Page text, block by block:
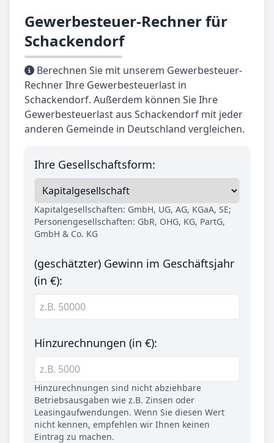
Gewerbesteuer-Rechner für
Schackendorf
Berechnen Sie mit unserem Gewerbesteuer-
Rechner Ihre Gewerbesteuerlast in
Schackendorf. Außerdem können Sie Ihre
Gewerbesteuerlast aus Schackendorf mit jeder
anderen Gemeinde in Deutschland vergleichen.
Ihre Gesellschaftsform:
Kapitalgesellschaften: GmbH, UG, AG, KGaA, SE;
Personengesellschaften: GbR, OHG, KG, PartG,
GmbH & Co. KG
(geschätzter) Gewinn im Geschäftsjahr
(in €):
Hinzurechnungen (in €):
Hinzurechnungen sind nicht abziehbare
Betriebsausgaben wie z.B. Zinsen oder
Leasingaufwendungen. Wenn Sie diesen Wert
nicht kennen, empfehlen wir Ihnen keinen
Eintrag zu machen.